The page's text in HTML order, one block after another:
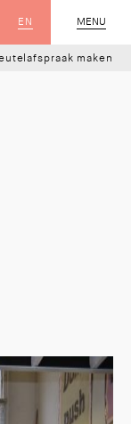
MENU
SLUIT
EN
maken